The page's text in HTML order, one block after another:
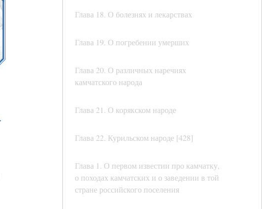
Глава 18. О болезнях и лекарствах
Глава 19. О погребении умерших
Глава 20. О различных наречиях
камчатского народа
Глава 21. О корякском народе
Глава 22. Курильском народе [428]
Глава 1. О первом известии про камчатку,
о походах камчатских и о заведении в той
стране российского поселения